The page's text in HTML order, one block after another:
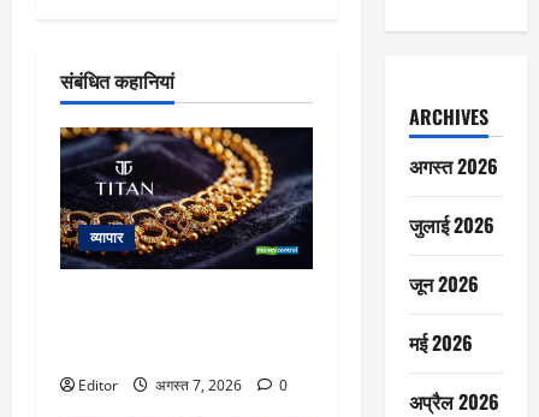
संबंधित कहानियां
व्यापार
Editor अगस्त 7, 2026 0
ARCHIVES
अगस्त 2026
जुलाई 2026
जून 2026
मई 2026
अप्रैल 2026